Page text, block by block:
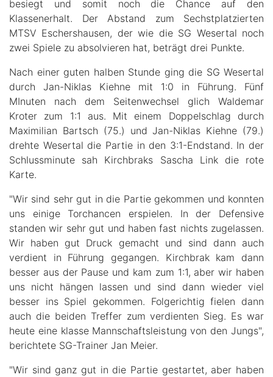
besiegt und somit noch die Chance auf den
Klassenerhalt. Der Abstand zum Sechstplatzierten
MTSV Eschershausen, der wie die SG Wesertal noch
zwei Spiele zu absolvieren hat, beträgt drei Punkte.
Nach einer guten halben Stunde ging die SG Wesertal
durch Jan-Niklas Kiehne mit 1:0 in Führung. Fünf
MInuten nach dem Seitenwechsel glich Waldemar
Kroter zum 1:1 aus. Mit einem Doppelschlag durch
Maximilian Bartsch (75.) und Jan-Niklas Kiehne (79.)
drehte Wesertal die Partie in den 3:1-Endstand. In der
Schlussminute sah Kirchbraks Sascha Link die rote
Karte.
"Wir sind sehr gut in die Partie gekommen und konnten
uns einige Torchancen erspielen. In der Defensive
standen wir sehr gut und haben fast nichts zugelassen.
Wir haben gut Druck gemacht und sind dann auch
verdient in Führung gegangen. Kirchbrak kam dann
besser aus der Pause und kam zum 1:1, aber wir haben
uns nicht hängen lassen und sind dann wieder viel
besser ins Spiel gekommen. Folgerichtig fielen dann
auch die beiden Treffer zum verdienten Sieg. Es war
heute eine klasse Mannschaftsleistung von den Jungs",
berichtete SG-Trainer Jan Meier.
"Wir sind ganz gut in die Partie gestartet, aber haben